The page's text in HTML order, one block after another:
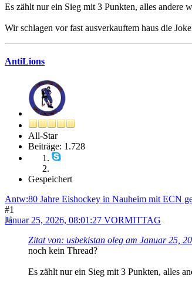
Es zählt nur ein Sieg mit 3 Punkten, alles andere
Wir schlagen vor fast ausverkauftem haus die
AntiLions
All-Star
Beiträge: 1.728
Gespeichert
Antw:80 Jahre Eishockey in Nauheim mit ECN
#1
Januar 25, 2026, 08:01:27 VORMITTAG
Zitat von: usbekistan oleg am Januar 25,
noch kein Thread?
Es zählt nur ein Sieg mit 3 Punkten, alles